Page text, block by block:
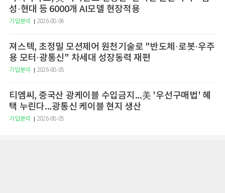
성·현대 등 6000개 AI모델 현장적용
기업분석 2026-08-06
져스텍, 초정밀 모션제어 원천기술로 "반도체·로봇·우주
용 모터·광통신" 차세대 성장동력 재편
기업분석 2026-08-05
티엠씨, 중국산 광케이블 수입금지...美 '우선구매법' 혜
택 누린다...광통신 케이블 현지 생산
기업분석 2026-08-05